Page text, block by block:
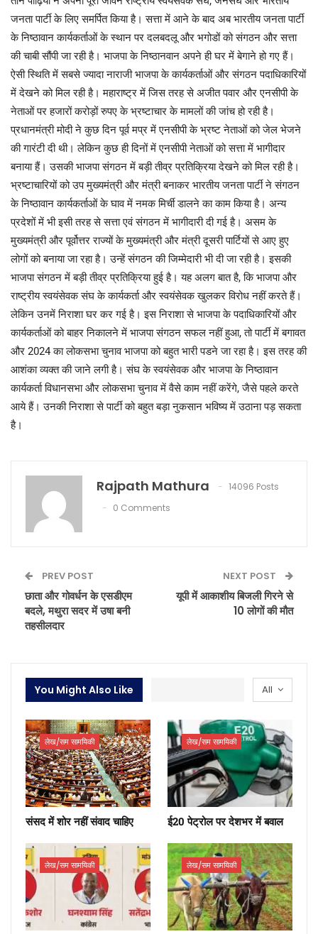
जनता पार्टी के लिए समर्पित किया है। सत्ता में आने के बाद अब भारतीय जनता पार्टी
के निष्ठावान कार्यकर्ताओं के स्थान पर दलबदलू और भगोडों को संगठन और सत्ता
की चाबी सौंपी जा रही है। भाजपा के निष्ठानवान अपने ही घर में बेगाने हो गए हैं।
ऐसी स्थिति में सबसे ज्यादा नाराजी भाजपा के कार्यकर्ताओं और संगठन पदाधिकारियों
में देखने को मिल रही है। महाराष्ट्र में जिस तरह से अजीत पवार और एनसीपी के
नेताओं पर हजारों करोड़ों रुपए के भ्रष्टाचार के मामलों की जांच हो रही है।
प्रधानमंत्री मोदी ने कुछ दिन पूर्व मप्र में एनसीपी के भ्रष्ट नेताओं को जेल भेजने
की गारंटी दी थी। लेकिन कुछ ही दिनों में एनसीपी नेताओं को सत्ता में भागीदार
बनाया हैं। उसकी भाजपा संगठन में बड़ी तीव्र प्रतिक्रिया देखने को मिल रही है।
भ्रष्टाचारियों को उप मुख्यमंत्री और मंत्री बनाकर भारतीय जनता पार्टी ने संगठन
के निष्ठावान कार्यकर्ताओं के घाव में नमक मिर्ची डालने का काम किया है। अन्य
प्रदेशों में भी इसी तरह से सत्ता एवं संगठन में भागीदारी दी गई है। असम के
मुख्यमंत्री और पूर्वोत्तर राज्यों के मुख्यमंत्री और मंत्री दूसरी पार्टियों से आए हुए
लोगों को बनाया जा रहा है। उन्हें संगठन की जिम्मेदारी भी दी जा रही है। इसकी
भाजपा संगठन में बड़ी तीव्र प्रतिक्रिया हुई है। यह अलग बात है, कि भाजपा और
राष्ट्रीय स्वयंसेवक संघ के कार्यकर्ता और स्वयंसेवक खुलकर विरोध नहीं करते हैं।
लेकिन उनमें निराशा घर कर गई है। इस निराशा से भाजपा के पदाधिकारियों और
कार्यकर्ताओं को बाहर निकालने में भाजपा संगठन सफल नहीं हुआ, तो पार्टी में बगावत
और 2024 का लोकसभा चुनाव भाजपा को बहुत भारी पडने जा रहा है। इस तरह की
आशंका व्यक्त की जाने लगी है। संघ के स्वयंसेवक और भाजपा के निष्ठावान
कार्यकर्ता विधानसभा और लोकसभा चुनाव में वैसे काम नहीं करेंगे, जैसे पहले करते
आये हैं। उनकी निराशा से पार्टी को बहुत बड़ा नुकसान भविष्य में उठाना पड़ सकता
है।
Rajpath Mathura
14096 Posts
0 Comments
PREV POST
छाता और गोवर्धन के एसडीएम
बदले, मथुरा सदर में उषा बनी
तहसीलदार
NEXT POST
यूपी में आकाशीय बिजली गिरने से
10 लोगों की मौत
All
You Might Also Like
लेख/सम सामयिकी
संसद में शोर नहीं संवाद चाहिए
लेख/सम सामयिकी
ई20 पेट्रोल पर देशभर में बवाल
लेख/सम सामयिकी लेख/सम सामयिकी